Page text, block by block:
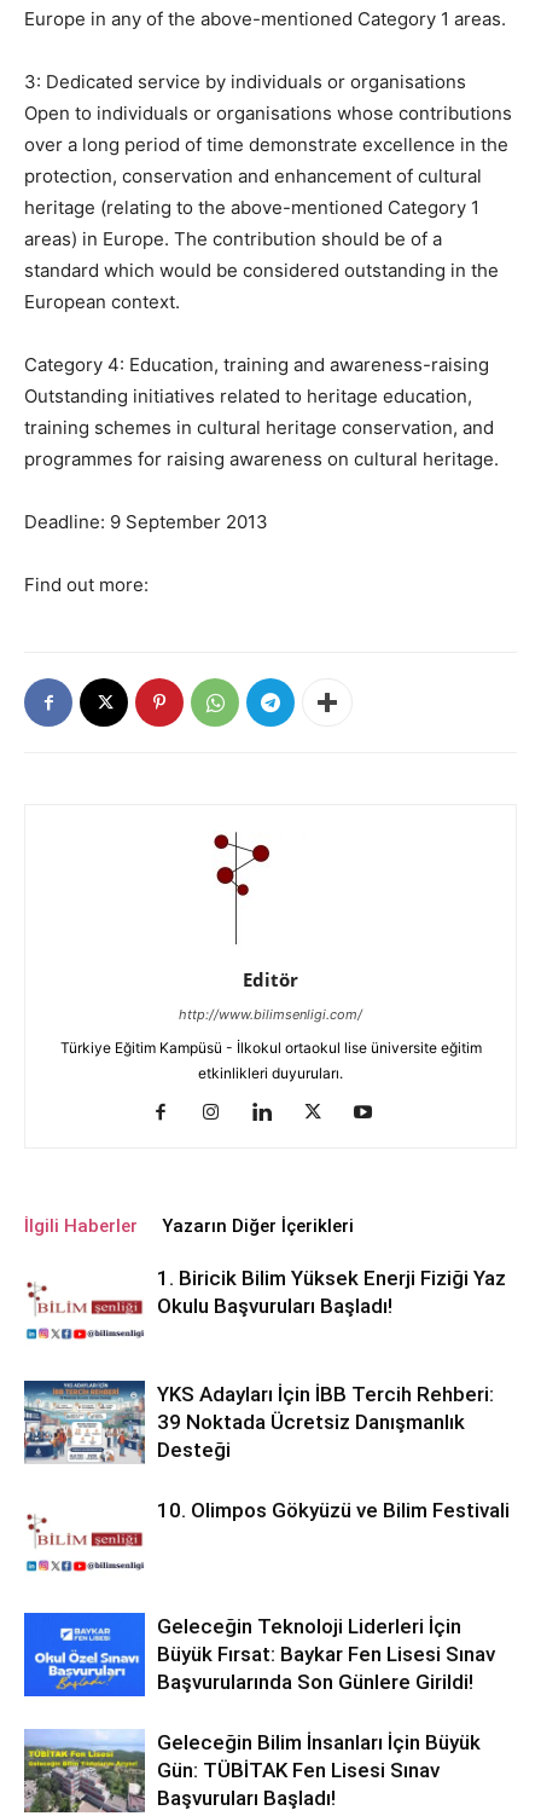
Europe in any of the above-mentioned Category 1 areas.
3: Dedicated service by individuals or organisations
Open to individuals or organisations whose contributions
over a long period of time demonstrate excellence in the
protection, conservation and enhancement of cultural
heritage (relating to the above-mentioned Category 1
areas) in Europe. The contribution should be of a
standard which would be considered outstanding in the
European context.
Category 4: Education, training and awareness-raising
Outstanding initiatives related to heritage education,
training schemes in cultural heritage conservation, and
programmes for raising awareness on cultural heritage.
Deadline: 9 September 2013
Find out more:
Editör
http://www.bilimsenligi.com/
Türkiye Eğitim Kampüsü - İlkokul ortaokul lise üniversite eğitim
etkinlikleri duyuruları.
İlgili Haberler Yazarın Diğer İçerikleri
1. Biricik Bilim Yüksek Enerji Fiziği Yaz
Okulu Başvuruları Başladı!
YKS Adayları İçin İBB Tercih Rehberi:
39 Noktada Ücretsiz Danışmanlık
Desteği
10. Olimpos Gökyüzü ve Bilim Festivali
Geleceğin Teknoloji Liderleri İçin
Büyük Fırsat: Baykar Fen Lisesi Sınav
Başvurularında Son Günlere Girildi!
Geleceğin Bilim İnsanları İçin Büyük
Gün: TÜBİTAK Fen Lisesi Sınav
Başvuruları Başladı!